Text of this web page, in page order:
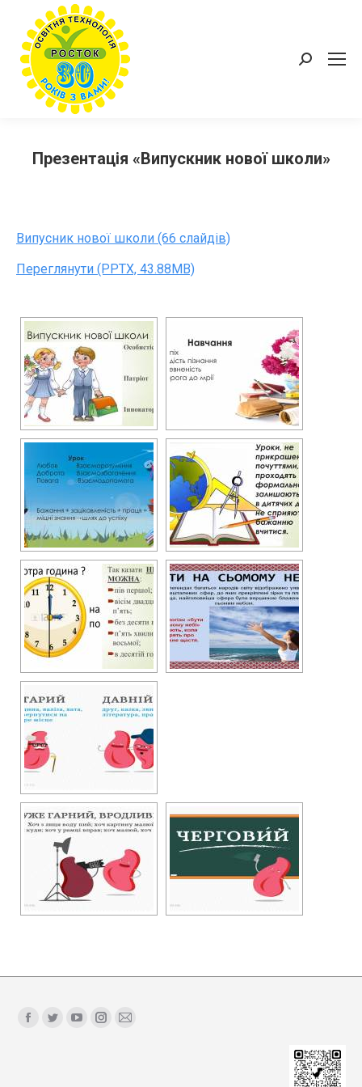
Пошук:
Презентація «Випускник нової школи»
Випусник нової школи (66 слайдів)
Переглянути (PPTX, 43.88MB)
Find us on:
Facebook
TwitterYouTube
Instagram
Mail